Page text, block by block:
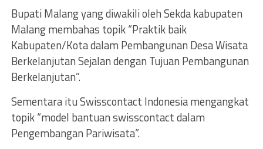
Bupati Malang yang diwakili oleh Sekda kabupaten
Malang membahas topik “Praktik baik
Kabupaten/Kota dalam Pembangunan Desa Wisata
Berkelanjutan Sejalan dengan Tujuan Pembangunan
Berkelanjutan”.
Sementara itu Swisscontact Indonesia mengangkat
topik “model bantuan swisscontact dalam
Pengembangan Pariwisata”.